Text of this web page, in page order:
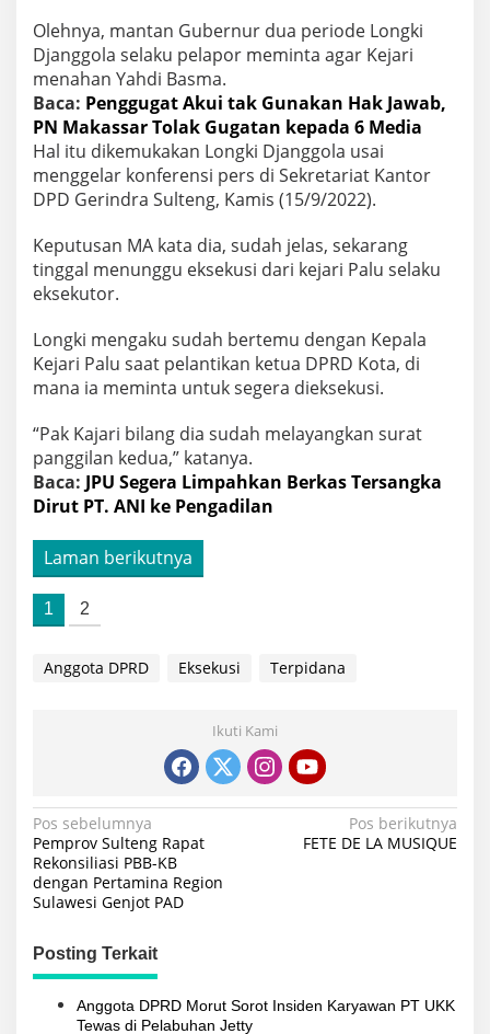
Olehnya, mantan Gubernur dua periode Longki
Djanggola selaku pelapor meminta agar Kejari
menahan Yahdi Basma.
Baca: Penggugat Akui tak Gunakan Hak Jawab,
PN Makassar Tolak Gugatan kepada 6 Media
Hal itu dikemukakan Longki Djanggola usai
menggelar konferensi pers di Sekretariat Kantor
DPD Gerindra Sulteng, Kamis (15/9/2022).
Keputusan MA kata dia, sudah jelas, sekarang
tinggal menunggu eksekusi dari kejari Palu selaku
eksekutor.
Longki mengaku sudah bertemu dengan Kepala
Kejari Palu saat pelantikan ketua DPRD Kota, di
mana ia meminta untuk segera dieksekusi.
“Pak Kajari bilang dia sudah melayangkan surat
panggilan kedua,” katanya.
Baca: JPU Segera Limpahkan Berkas Tersangka
Dirut PT. ANI ke Pengadilan
Laman berikutnya
1 2
Anggota DPRD Eksekusi Terpidana
Ikuti Kami
Navigasi
pos
Pos sebelumnya
Pemprov Sulteng Rapat
Rekonsiliasi PBB-KB
dengan Pertamina Region
Sulawesi Genjot PAD
Pos berikutnya
FETE DE LA MUSIQUE
Posting Terkait
Anggota DPRD Morut Sorot Insiden Karyawan PT UKK
Tewas di Pelabuhan Jetty